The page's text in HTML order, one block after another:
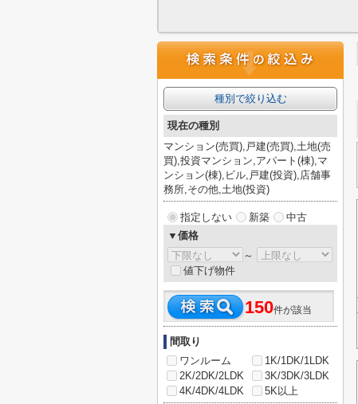
種別で絞り込む
現在の種別
マンション(売買),戸建(売買),土地(売
買),投資マンション,アパート(棟),マ
ンション(棟),ビル,戸建(投資),店舗事
務所,その他,土地(投資)
指定しない 新築
中古
▼価格
～
値下げ物件
150件が該当
間取り
ワンルーム
1K/1DK/1LDK
2K/2DK/2LDK
3K/3DK/3LDK
4K/4DK/4LDK
5K以上